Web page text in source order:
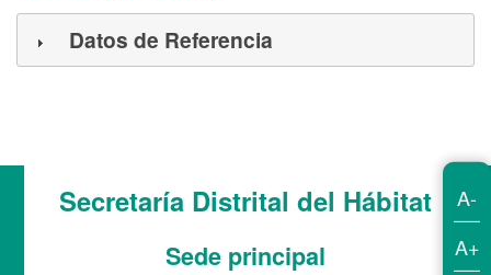
Datos de Referencia
Secretaría Distrital del Hábitat
Sede principal
A-
A+